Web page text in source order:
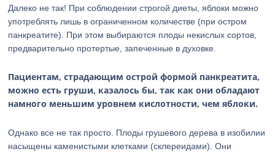
Далеко не так! При соблюдении строгой диеты, яблоки можно
употреблять лишь в ограниченном количестве (при остром
панкреатите). При этом выбираются плоды некислых сортов,
предварительно протертые, запеченные в духовке.
Пациентам, страдающим острой формой панкреатита,
можно есть груши, казалось бы, так как они обладают
намного меньшим уровнем кислотности, чем яблоки.
Однако все не так просто. Плоды грушевого дерева в изобилии
насыщены каменистыми клетками (склереидами). Они